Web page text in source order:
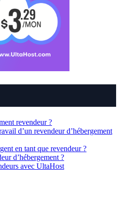
revendeur ?
d’un revendeur d’hébergement
en tant que revendeur ?
d’hébergement ?
avec UltaHost